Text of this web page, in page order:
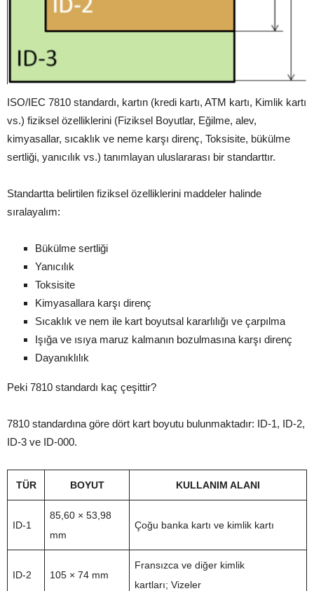
ISO/IEC 7810 standardı, kartın (kredi kartı, ATM kartı, Kimlik kartı
vs.) fiziksel özelliklerini (Fiziksel Boyutlar, Eğilme, alev,
kimyasallar, sıcaklık ve neme karşı direnç, Toksisite, bükülme
sertliği, yanıcılık vs.) tanımlayan uluslararası bir standarttır.
Standartta belirtilen fiziksel özelliklerini maddeler halinde
sıralayalım:
Bükülme sertliği
Yanıcılık
Toksisite
Kimyasallara karşı direnç
Sıcaklık ve nem ile kart boyutsal kararlılığı ve çarpılma
Işığa ve ısıya maruz kalmanın bozulmasına karşı direnç
Dayanıklılık
Peki 7810 standardı kaç çeşittir?
7810 standardına göre dört kart boyutu bulunmaktadır: ID-1, ID-2,
ID-3 ve ID-000.
TÜR BOYUT KULLANIM ALANI
ID-1
85,60 × 53,98
mm
Çoğu banka kartı ve kimlik kartı
ID-2 105 × 74 mm
Fransızca ve diğer kimlik
kartları; Vizeler